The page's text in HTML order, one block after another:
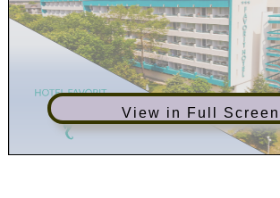
View in Full Screen